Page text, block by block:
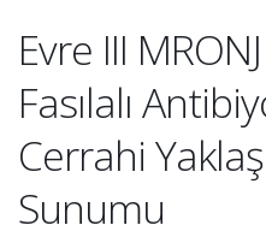
Evre III
Fasılalı
Cerrahi
Sunumu